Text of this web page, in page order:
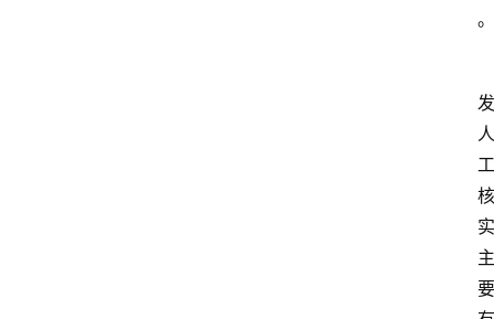
。
发
人
工
核
实
主
要